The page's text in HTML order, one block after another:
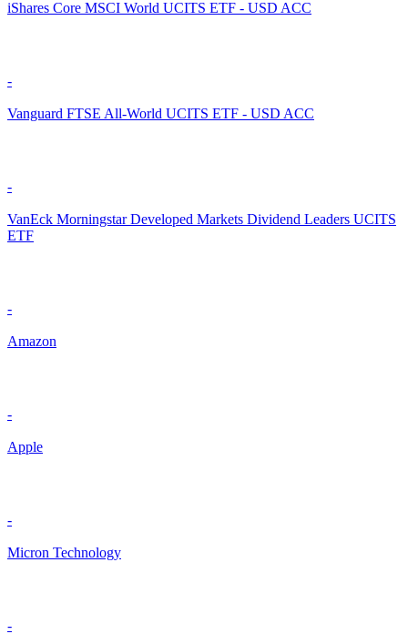
iShares Core MSCI World UCITS ETF - USD ACC
-
Vanguard FTSE All-World UCITS ETF - USD ACC
-
VanEck Morningstar Developed Markets Dividend Leaders UCITS
ETF
-
Amazon
-
Apple
-
Micron Technology
-